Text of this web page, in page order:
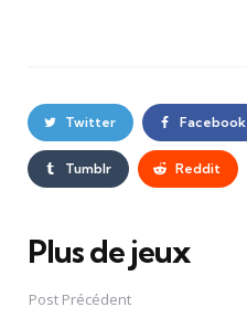
Twitter Facebook
Tumblr Reddit
Plus de jeux
Post
navigation
Post Précédent